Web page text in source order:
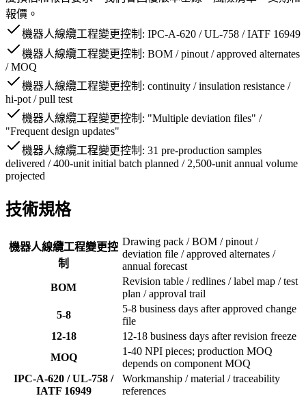
報價。
機器人線纜工程變更控制: IPC-A-620 / UL-758 / IATF 16949
機器人線纜工程變更控制: BOM / pinout / approved alternates
/ MOQ
機器人線纜工程變更控制: continuity / insulation resistance /
hi-pot / pull test
機器人線纜工程變更控制: "Multiple deviation files" /
"Frequent design updates"
機器人線纜工程變更控制: 31 pre-production samples
delivered / 400-unit initial batch planned / 2,500-unit annual volume
projected
技術規格
機器人線纜工程變更控
制
Drawing pack / BOM / pinout /
deviation file / approved alternates /
annual forecast
BOM
Revision table / redlines / label map / test
plan / approval trail
5-8
5-8 business days after approved change
file
12-18
12-18 business days after revision freeze
MOQ
1-40 NPI pieces; production MOQ
depends on component MOQ
IPC-A-620 / UL-758 /
IATF 16949
Workmanship / material / traceability
references